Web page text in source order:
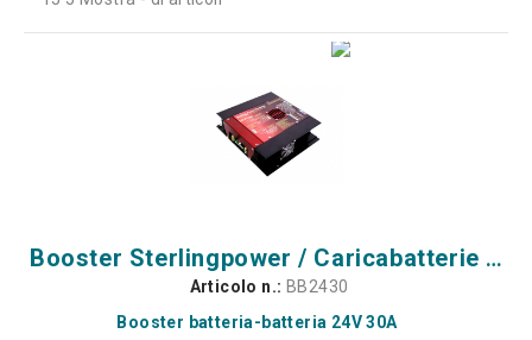
Booster Sterlingpower / Caricabatterie da batteria a batteria 24V 30A
Articolo n.: BB2430
Booster batteria-batteria 24V 30A